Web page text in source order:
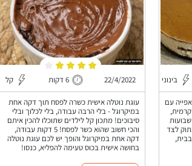
בינוני
עם
קרמית,
לצד
22/4/2022 6 דקות קל
עוגת נוטלה אישית כשרה לפסח תוך דקה אחת
במיקרוגל - בלי הרבה עבודה, בלי לכלוך ובלי
סיבוכים! מתכון קל לילדים שתוכלו להכין איתם
והכי חשוב שהוא כשר לפסח! 5 דקות עבודה,
דקה אחת במיקרוגל והופך יש לכם עוגת נוטלה
בחושה אישית בכוס טעימה להפליא, כנסו!